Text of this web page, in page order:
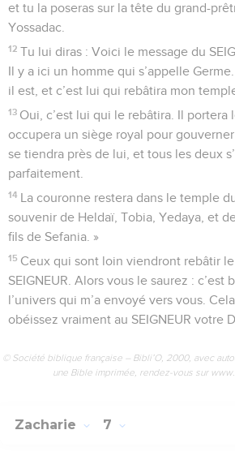
et tu la poseras sur la tête du grand-
Yossadac.
12 Tu lui diras : Voici le message du
Il y a ici un homme qui s’appelle
il est, et c’est lui qui rebâtira mon
13 Oui, c’est lui qui le rebâtira. Il portera
occupera un siège royal pour
se tiendra près de lui, et tous les deux
parfaitement.
14 La couronne restera dans le temple
souvenir de Heldaï, Tobia, Yedaya, et
fils de Sefania. »
15 Ceux qui sont loin viendront rebâtir
SEIGNEUR. Alors vous le saurez : c’est
l’univers qui m’a envoyé vers vous.
obéissez vraiment au SEIGNEUR votre
© Société biblique française – Bibli’O, 2000, avec
une Bible imprimée, rendez-vous sur
Zacharie 7